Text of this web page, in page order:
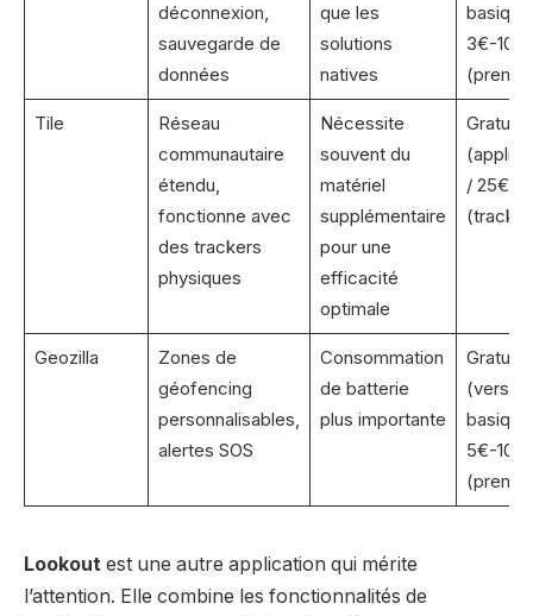
déconnexion,
sauvegarde de
données
que les
solutions
natives
3€-
Tile
Réseau
communautaire
étendu,
fonctionne avec
des trackers
physiques
Nécessite
souvent du
matériel
supplémentaire
pour une
efficacité
optimale
Gratuit
/ 25€-
Geozilla
Zones de
géofencing
personnalisables,
alertes SOS
Consommation
de batterie
plus importante
Gratuit
(version
5€-
Lookout est une autre application qui mérite
l’attention. Elle combine les fonctionnalités de